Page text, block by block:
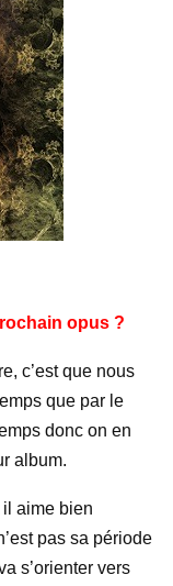
opus ?
c’est que nous
que par le
donc on en
album.
aime bien
pas sa période
s’orienter vers